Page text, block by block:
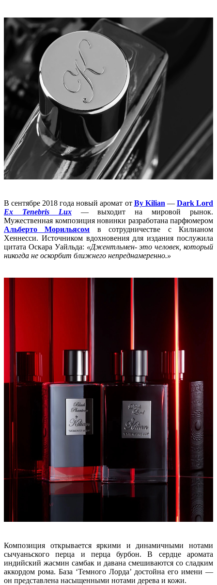
В сентябре 2018 года новый аромат от By Kilian — Dark Lord
Ex Tenebris Lux— выходит на мировой рынок.
Мужественная композиция новинки разработана парфюмером
Альберто Морильясом в сотрудничестве с Килианом
Хеннесси. Источником вдохновения для издания послужила
цитата Оскара Уайльда: «Джентльмен- это человек, который
никогда не оскорбит ближнего непреднамеренно.»
Композиция открывается яркими и динамичными нотами
сычуаньского перца и перца бурбон. В сердце аромата
индийский жасмин самбак и давана смешиваются со сладким
аккордом рома. База ‘Темного Лорда’ достойна его имени —
он представлена насыщенными нотами дерева и кожи.